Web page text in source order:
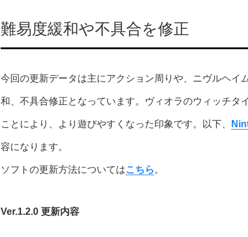
難易度緩和や不具合を修正
今回の更新データは主にアクション周りや、ニヴルヘイ
和、不具合修正となっています。ヴィオラのウィッチタ
ことにより、より遊びやすくなった印象です。以下、
容になります。
ソフトの更新方法についてはこちら 。
Ver.1.2.0 更新内容